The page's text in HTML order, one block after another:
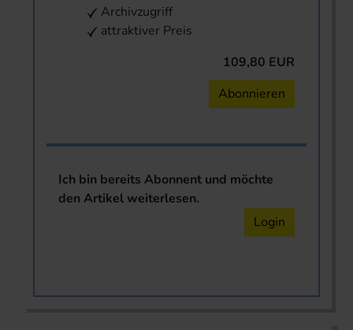
Archivzugriff
attraktiver Preis
109,80 EUR
Abonnieren
Ich bin bereits Abonnent und möchte
den Artikel weiterlesen.
Login